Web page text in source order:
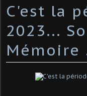
C'est la
2023...
Mémoire